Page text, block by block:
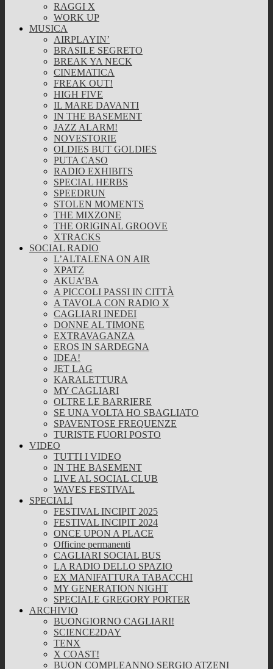
RAGGI X
WORK UP
MUSICA
AIRPLAYIN’
BRASILE SEGRETO
BREAK YA NECK
CINEMATICA
FREAK OUT!
HIGH FIVE
IL MARE DAVANTI
IN THE BASEMENT
JAZZ ALARM!
NOVESTORIE
OLDIES BUT GOLDIES
PUTA CASO
RADIO EXHIBITS
SPECIAL HERBS
SPEEDRUN
STOLEN MOMENTS
THE MIXZONE
THE ORIGINAL GROOVE
XTRACKS
SOCIAL RADIO
L’ALTALENA ON AIR
XPATZ
AKUA’BA
A PICCOLI PASSI IN CITTÀ
A TAVOLA CON RADIO X
CAGLIARI INEDEI
DONNE AL TIMONE
EXTRAVAGANZA
EROS IN SARDEGNA
IDEA!
JET LAG
KARALETTURA
MY CAGLIARI
OLTRE LE BARRIERE
SE UNA VOLTA HO SBAGLIATO
SPAVENTOSE FREQUENZE
TURISTE FUORI POSTO
VIDEO
TUTTI I VIDEO
IN THE BASEMENT
LIVE AL SOCIAL CLUB
WAVES FESTIVAL
SPECIALI
FESTIVAL INCIPIT 2025
FESTIVAL INCIPIT 2024
ONCE UPON A PLACE
Officine permanenti
CAGLIARI SOCIAL BUS
LA RADIO DELLO SPAZIO
EX MANIFATTURA TABACCHI
MY GENERATION NIGHT
SPECIALE GREGORY PORTER
ARCHIVIO
BUONGIORNO CAGLIARI!
SCIENCE2DAY
TENX
X COAST!
BUON COMPLEANNO SERGIO ATZENI